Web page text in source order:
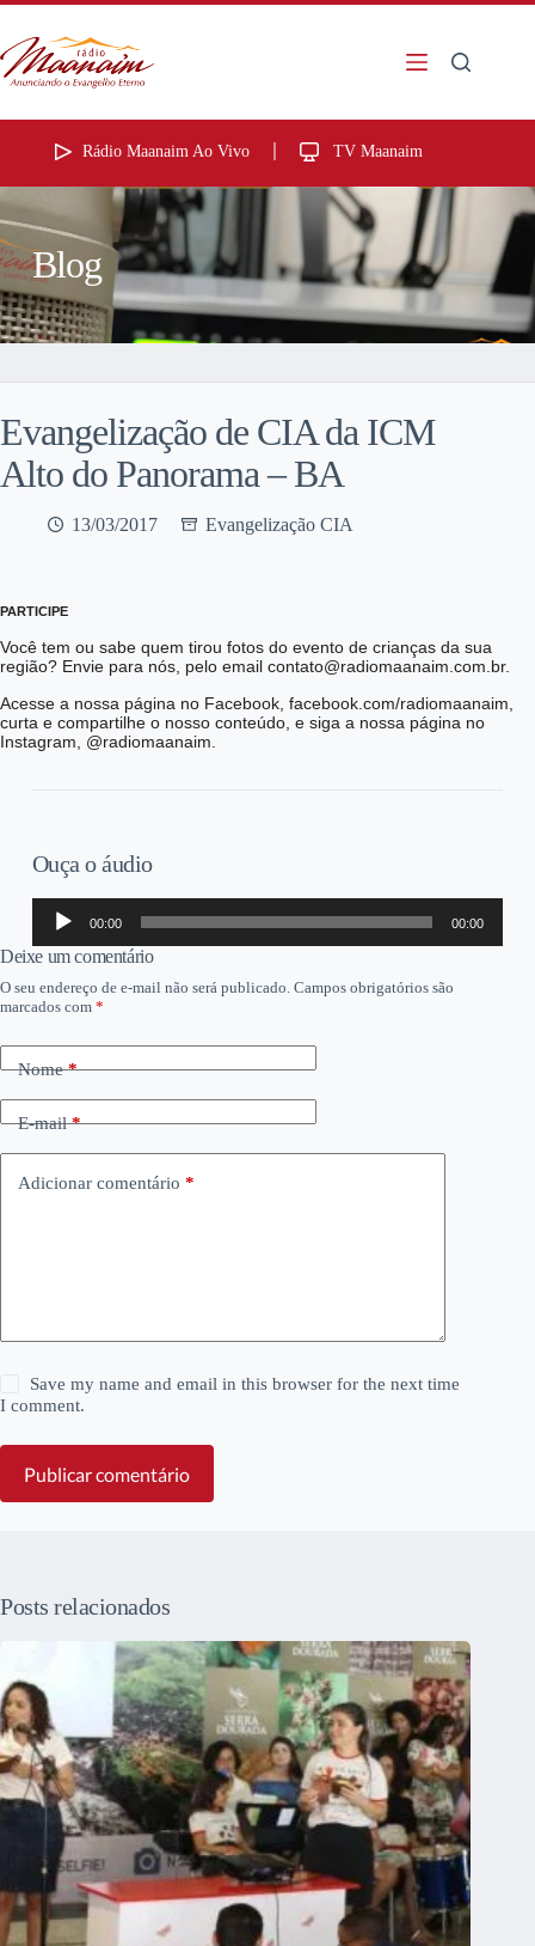
Rádio Maanaim Ao Vivo TV Maanaim
Blog
Evangelização de CIA da ICM
Alto do Panorama – BA
13/03/2017 Evangelização CIA
PARTICIPE
Você tem ou sabe quem tirou fotos do evento de crianças da sua
região? Envie para nós, pelo email contato@radiomaanaim.com.br.
Acesse a nossa página no Facebook, facebook.com/radiomaanaim,
curta e compartilhe o nosso conteúdo, e siga a nossa página no
Instagram, @radiomaanaim.
Ouça o áudio
Tocador
áudio
00:00 00:00
Deixe um comentário
O seu endereço de e-mail não será publicado. Campos obrigatórios são
marcados com *
Nome*
E-mail*
Adicionar comentário *
Save my name and email in this browser for the next time
I comment.
Publicar comentário
Posts relacionados